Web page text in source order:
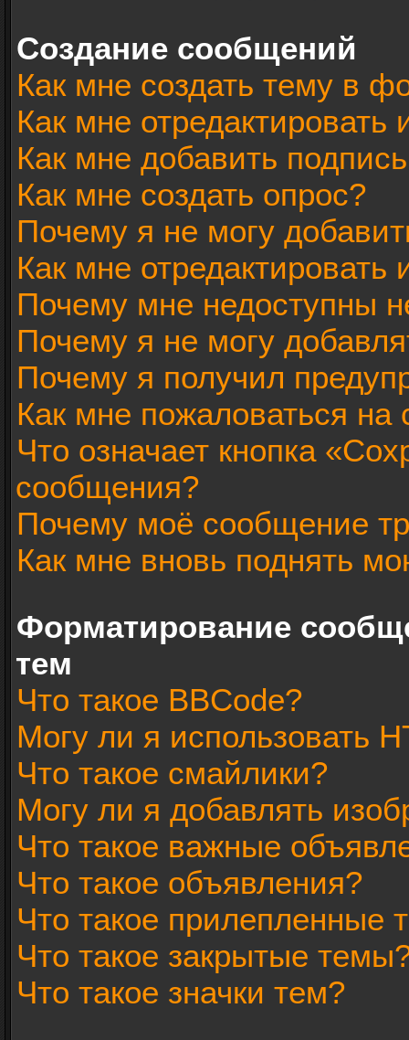
Создание сообщений
Как мне создать тему в
Как мне
Как мне добавить
Как мне создать опрос?
Почему я не могу
Как мне отредактировать
Почему мне недоступны
Почему я не могу
Почему я получил
Как мне пожаловаться
Что означает кнопка
сообщения?
Почему моё сообщение
Как мне вновь поднять
Форматирование
тем
Что такое BBCode?
Могу ли я использовать
Что такое смайлики?
Могу ли я добавлять
Что такое важные
Что такое объявления?
Что такое прилепленные
Что такое закрытые
Что такое значки тем?